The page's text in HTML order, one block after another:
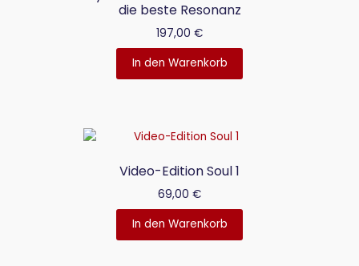
die beste Resonanz
197,00 €
In den Warenkorb
Video-Edition Soul 1
69,00 €
In den Warenkorb